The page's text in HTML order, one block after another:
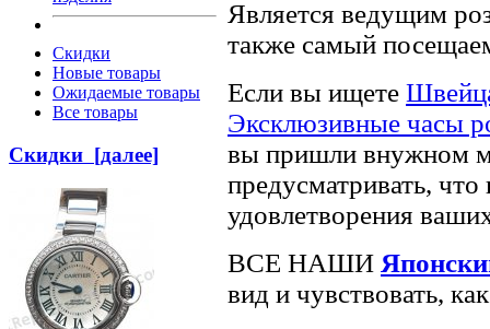
Скидки
Новые товары
Ожидаемые товары
Все товары
Скидки [далее]
Является ведущим
также самый
Если вы ищете
Эксклюзивные часы
вы пришли внужном
предусматривать,
удовлетворения
ВСЕ НАШИ
вид и чувствовать,